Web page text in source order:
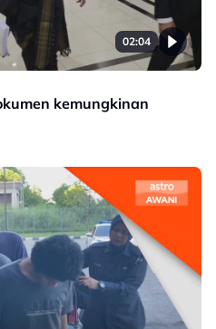
02:04
kemungkinan